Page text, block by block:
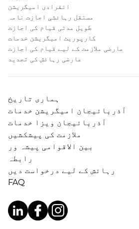
انفرادی امیگریشن
مستقل رہائشی اجازت نامہ
طویل مدتی قیام کی اجازت
کارپوریٹ امیگریشن خدمات
عارضی ملازمت کے لیے قیام کی اجازت
عارضی رہائش کی تجدید
ہماری تاریخ
آذربائیجان امیگریشن خدمات
آذربائیجان ویزا خدمات
ملازمت کی پیشکشیں
بین الاقوامی پیشہ ور
رابطہ
رہائش کے لیے درخواست دیں
FAQ